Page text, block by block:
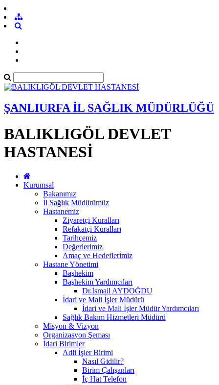
ŞANLIURFA İL SAĞLIK MÜDÜRLÜĞÜ
BALIKLIGÖL DEVLET
HASTANESİ
Kurumsal
Bakanımız
İl Sağlık Müdürümüz
Hastanemiz
Ziyaretçi Kuralları
Refakatçi Kuralları
Tarihçemiz
Değerlerimiz
Amaç ve Hedeflerimiz
Hastane Yönetimi
Başhekim
Başhekim Yardımcıları
Dr.İsmail AYDOĞDU
İdari ve Mali İşler Müdürü
İdari ve Mali İşler Müdür Yardımcıları
Sağlık Bakım Hizmetleri Müdürü
Misyon & Vizyon
Organizasyon Şeması
İdari Birimler
Adli İşler Birimi
Nasıl Gidilir?
Birim Çalışanları
İç Hat Telefon